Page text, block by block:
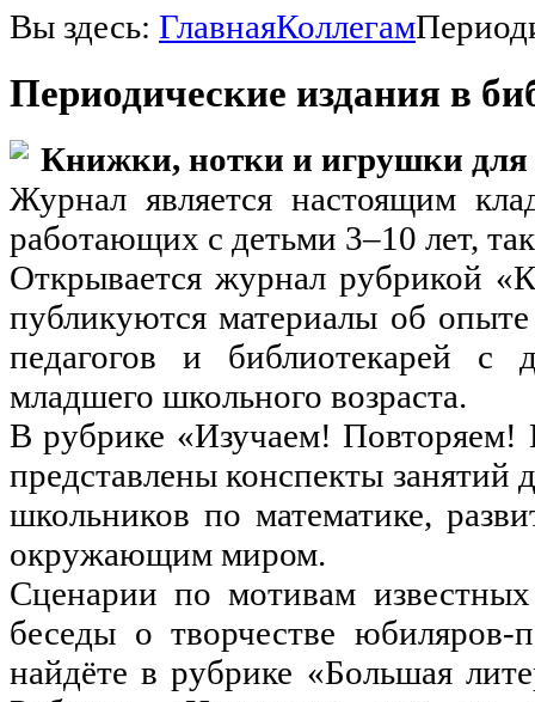
Вы здесь: ГлавнаяКоллегам
Периодические издания в
Книжки, нотки и игрушки
Журнал является настоящим
работающих с детьми 3–10 лет,
Открывается журнал рубрикой
публикуются материалы об
педагогов и библиотекарей с
младшего школьного возраста.
В рубрике «Изучаем! Повторяем!
представлены конспекты
школьников по математике,
окружающим миром.
Сценарии по мотивам
беседы о творчестве юбиляров-
найдёте в рубрике «Большая